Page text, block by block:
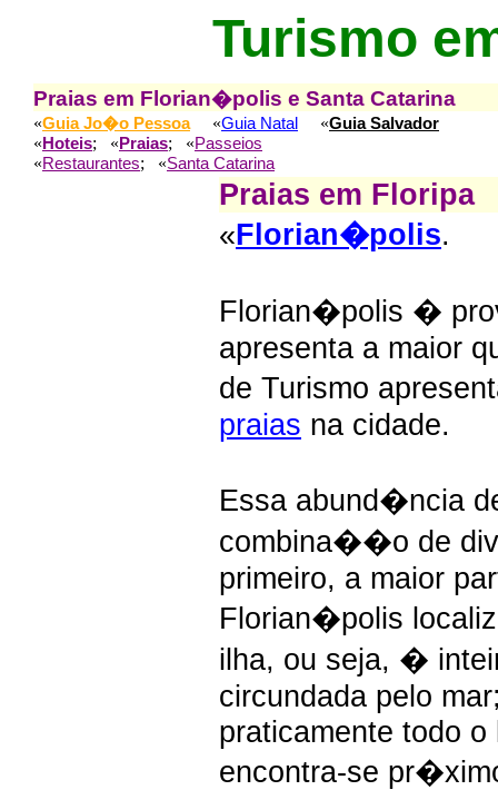
Turismo
Praias em Florian�polis e Santa Catarina
«Guia Jo�o Pessoa«Guia Natal «Guia Salvador
« Hoteis; « Praias; «Passeios
«Restaurantes; «Santa Catarina
Praias em Floripa
«Florian�polis.
Florian�polis �
apresenta a maior
de Turismo
praias na cidade.
Essa abund�ncia
combina��o de
primeiro, a maior
Florian�polis
ilha, ou seja, �
circundada pelo
praticamente todo o
encontra-se